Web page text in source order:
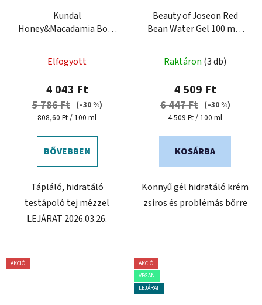
Kundal
Honey&Macadamia Body
Elfogyott
4 043 Ft
5 786 Ft
(–30 %)
Egységár:
808,60 Ft / 100 ml
BŐVEBBEN
Tápláló, hidratáló
testápoló tej mézzel
LEJÁRAT 2026.03.26.
Beauty of Joseon Red
Bean Water Gel 100 ml -
Raktáron (3 db)
4 509 Ft
6 447 Ft
(–30 %)
Egységár:
4 509 Ft / 100 ml
KOSÁRBA
Könnyű gél hidratáló krém
zsíros és problémás bőrre
AKCIÓ
AKCIÓ
VEGÁN
LEJÁRAT